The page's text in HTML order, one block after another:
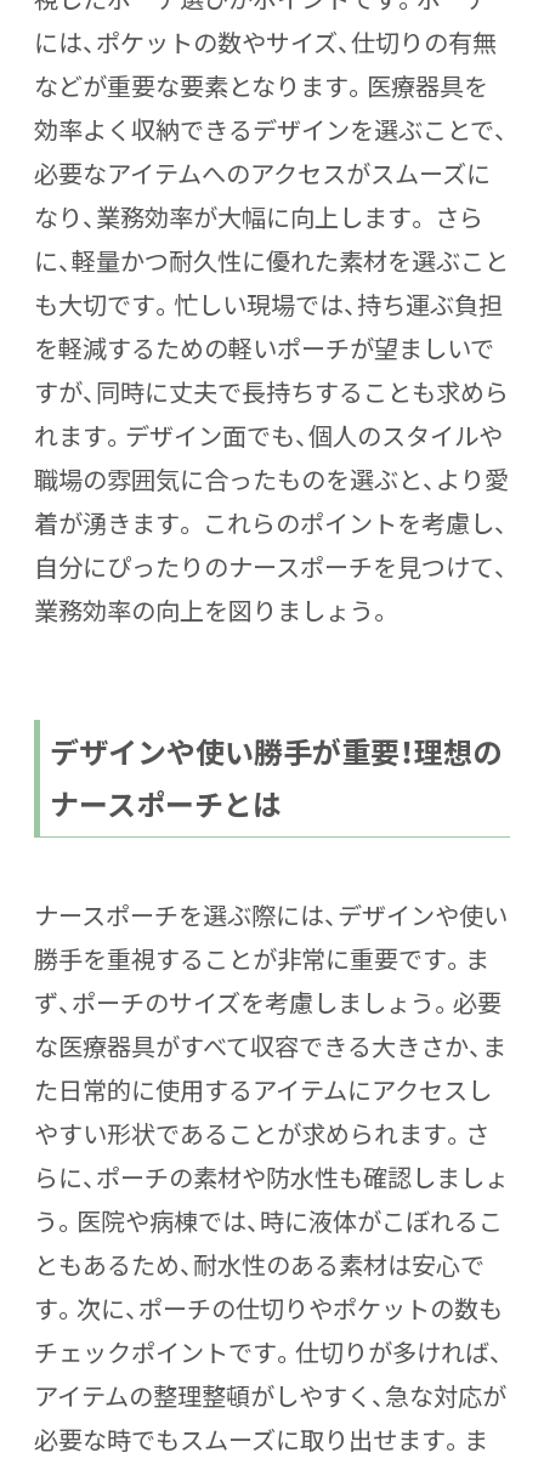
には、ポケットの数やサイズ、仕切りの有無
などが重要な要素となります。医療器具を
効率よく収納できるデザインを選ぶことで、
必要なアイテムへのアクセスがスムーズに
なり、業務効率が大幅に向上します。 さら
に、軽量かつ耐久性に優れた素材を選ぶこと
も大切です。忙しい現場では、持ち運ぶ負担
を軽減するための軽いポーチが望ましいで
すが、同時に丈夫で長持ちすることも求めら
れます。デザイン面でも、個人のスタイルや
職場の雰囲気に合ったものを選ぶと、より愛
着が湧きます。 これらのポイントを考慮し、
自分にぴったりのナースポーチを見つけて、
業務効率の向上を図りましょう。
デザインや使い勝手が重要！理想の
ナースポーチとは
ナースポーチを選ぶ際には、デザインや使い
勝手を重視することが非常に重要です。ま
ず、ポーチのサイズを考慮しましょう。必要
な医療器具がすべて収容できる大きさか、ま
た日常的に使用するアイテムにアクセスし
やすい形状であることが求められます。さ
らに、ポーチの素材や防水性も確認しましょ
う。医院や病棟では、時に液体がこぼれるこ
ともあるため、耐水性のある素材は安心で
す。次に、ポーチの仕切りやポケットの数も
チェックポイントです。仕切りが多ければ、
アイテムの整理整頓がしやすく、急な対応が
必要な時でもスムーズに取り出せます。ま